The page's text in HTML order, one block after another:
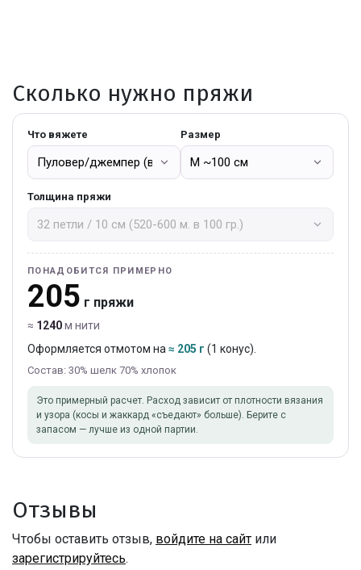
Сколько нужно пряжи
Что вяжете Размер
Толщина пряжи
ПОНАДОБИТСЯ ПРИМЕРНО
205 г пряжи
≈ 1240м нити
Оформляется отмотом на≈ 205 г (1 конус).
Состав: 30% шелк 70% хлопок
Это примерный расчет. Расход зависит от плотности вязания
и узора (косы и жаккард «съедают» больше). Берите с
запасом — лучше из одной партии.
Отзывы
Чтобы оставить отзыв, войдите на сайт или
зарегистрируйтесь.